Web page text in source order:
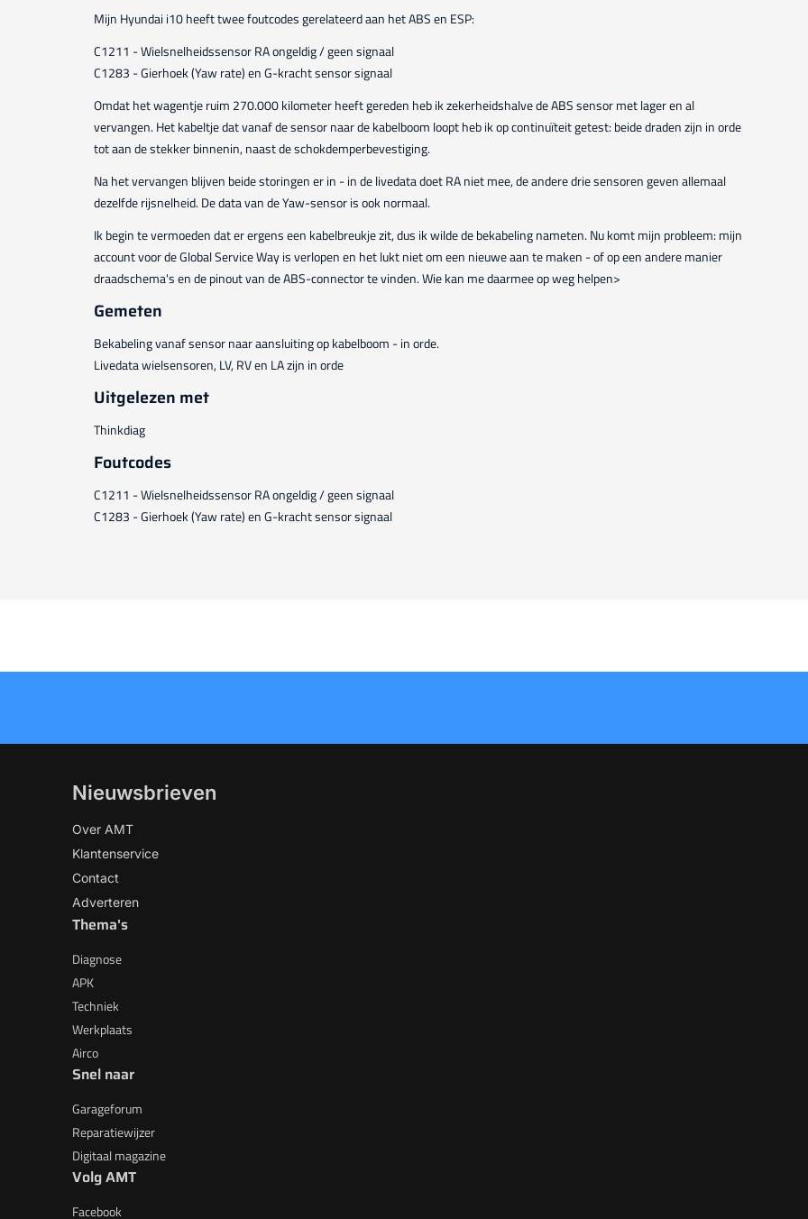
Mijn Hyundai i10 heeft twee foutcodes gerelateerd aan het ABS en ESP:
C1211 - Wielsnelheidssensor RA ongeldig / geen signaal
C1283 - Gierhoek (Yaw rate) en G-kracht sensor signaal
Omdat het wagentje ruim 270.000 kilometer heeft gereden heb ik zekerheidshalve de ABS sensor met lager en al
vervangen. Het kabeltje dat vanaf de sensor naar de kabelboom loopt heb ik op continuïteit getest: beide draden zijn in orde
tot aan de stekker binnenin, naast de schokdemperbevestiging.
Na het vervangen blijven beide storingen er in - in de livedata doet RA niet mee, de andere drie sensoren geven allemaal
dezelfde rijsnelheid. De data van de Yaw-sensor is ook normaal.
Ik begin te vermoeden dat er ergens een kabelbreukje zit, dus ik wilde de bekabeling nameten. Nu komt mijn probleem: mijn
account voor de Global Service Way is verlopen en het lukt niet om een nieuwe aan te maken - of op een andere manier
draadschema's en de pinout van de ABS-connector te vinden. Wie kan me daarmee op weg helpen>
Gemeten
Bekabeling vanaf sensor naar aansluiting op kabelboom - in orde.
Livedata wielsensoren, LV, RV en LA zijn in orde
Uitgelezen met
Thinkdiag
Foutcodes
C1211 - Wielsnelheidssensor RA ongeldig / geen signaal
C1283 - Gierhoek (Yaw rate) en G-kracht sensor signaal
Nieuwsbrieven
Over AMT
Klantenservice
Contact
Adverteren
Thema's
Diagnose
APK
Techniek
Werkplaats
Airco
Snel naar
Garageforum
Reparatiewijzer
Digitaal magazine
Volg AMT
Facebook